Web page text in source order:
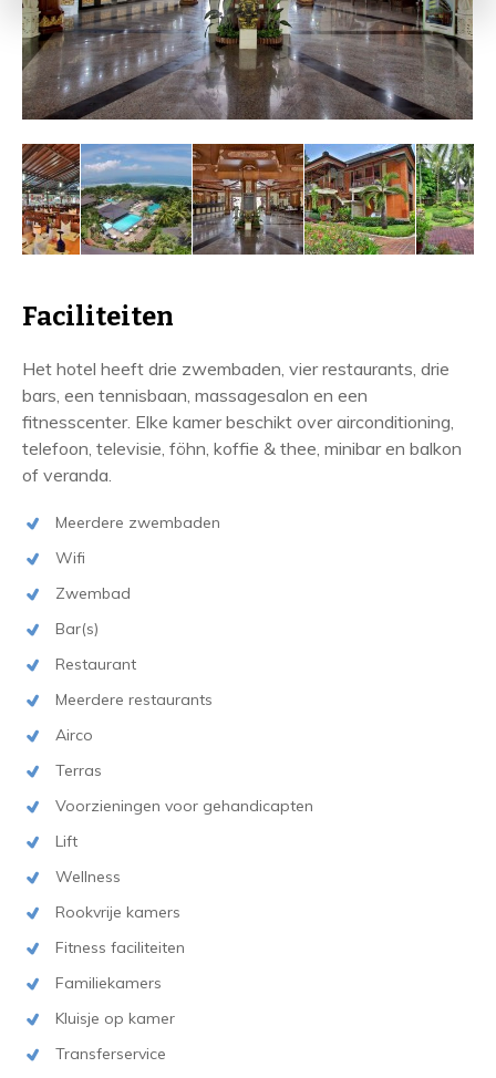
Faciliteiten
Het hotel heeft drie zwembaden, vier restaurants, drie
bars, een tennisbaan, massagesalon en een
fitnesscenter. Elke kamer beschikt over airconditioning,
telefoon, televisie, föhn, koffie & thee, minibar en balkon
of veranda.
Meerdere zwembaden
Wifi
Zwembad
Bar(s)
Restaurant
Meerdere restaurants
Airco
Terras
Voorzieningen voor gehandicapten
Lift
Wellness
Rookvrije kamers
Fitness faciliteiten
Familiekamers
Kluisje op kamer
Transferservice